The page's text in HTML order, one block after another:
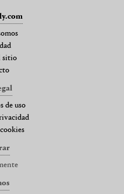
sitio
de uso